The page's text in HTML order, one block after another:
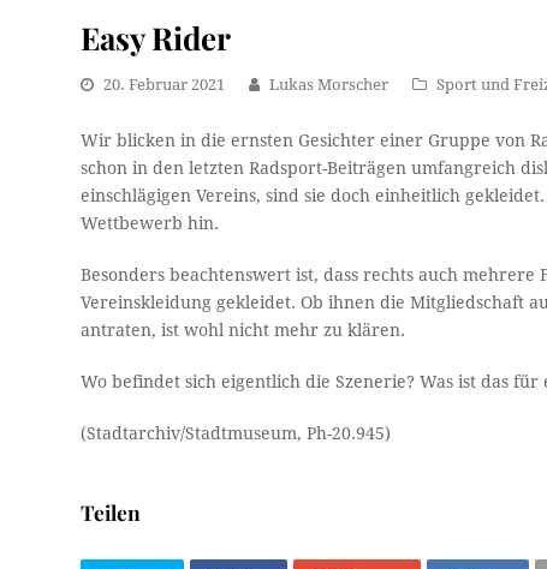
Easy Rider
20. Februar 2021 Lukas Morscher Sport und
Wir blicken in die ernsten Gesichter einer Gruppe von
schon in den letzten Radsport-Beiträgen umfangreich
einschlägigen Vereins, sind sie doch einheitlich
Wettbewerb hin.
Besonders beachtenswert ist, dass rechts auch
Vereinskleidung gekleidet. Ob ihnen die Mitgliedschaft
antraten, ist wohl nicht mehr zu klären.
Wo befindet sich eigentlich die Szenerie? Was ist das
(Stadtarchiv/Stadtmuseum, Ph-20.945)
Teilen